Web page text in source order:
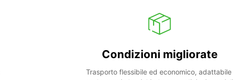
Condizioni migliorate
Trasporto flessibile ed economico, adattabile